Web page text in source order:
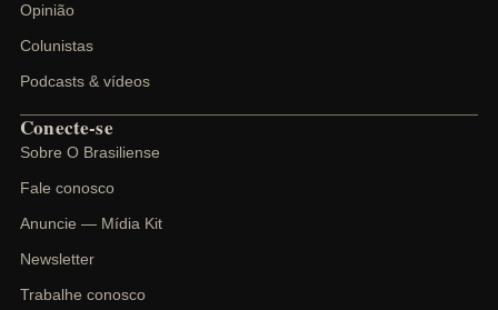
Opinião
Colunistas
Podcasts & vídeos
Conecte-se
Sobre O Brasiliense
Fale conosco
Anuncie — Mídia Kit
Newsletter
Trabalhe conosco